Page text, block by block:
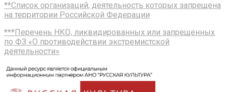
**Список организаций, деятельность которых запрещена
на территории Российской Федерации
***Перечень НКО, ликвидированных или запрещенных
по ФЗ «О противодействии экстремистской
деятельности»